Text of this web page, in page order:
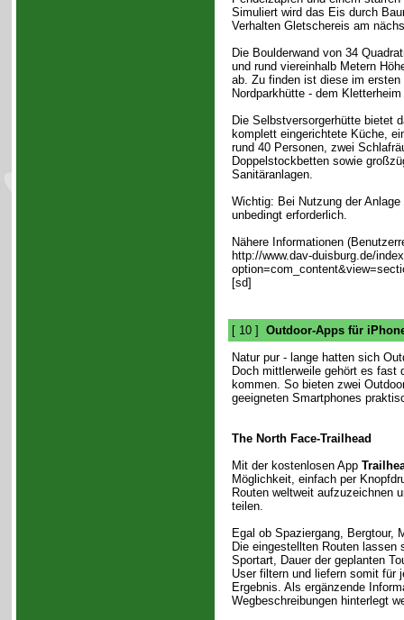
Simuliert wird das Eis durch
Verhalten Gletschereis am
Die Boulderwand von 34
und rund viereinhalb Metern
ab. Zu finden ist diese im ersten
Nordparkhütte - dem
Die Selbstversorgerhütte bietet
komplett eingerichtete Küche,
rund 40 Personen, zwei
Doppelstockbetten sowie
Sanitäranlagen.
Wichtig: Bei Nutzung der
unbedingt erforderlich.
Nähere Informationen
http://www.dav-duisburg.de/
[sd]
[ 10 ] Outdoor-Apps für
Natur pur - lange hatten sich
Doch mittlerweile gehört es fast
kommen. So bieten zwei
geeigneten Smartphones
The North Face-Trailhead
Mit der kostenlosen App
Möglichkeit, einfach per
Routen weltweit aufzuzeichnen
teilen.
Egal ob Spaziergang, Bergtour,
Die eingestellten Routen
Sportart, Dauer der geplanten
User filtern und liefern somit für
Ergebnis. Als ergänzende
Wegbeschreibungen hinterlegt